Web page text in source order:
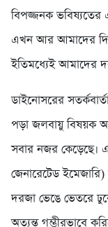
বিপজ্জনক ভবিষ্যতের
এখন আর আমাদের
ইতিমধ্যেই আমাদের
ডাইনোসরের
পড়া জলবায়ু বিষয়ক
সবার নজর কেড়েছে।
জেনারেটেড
দরজা ভেঙে ভেতরে
অত্যন্ত গম্ভীরভাবে